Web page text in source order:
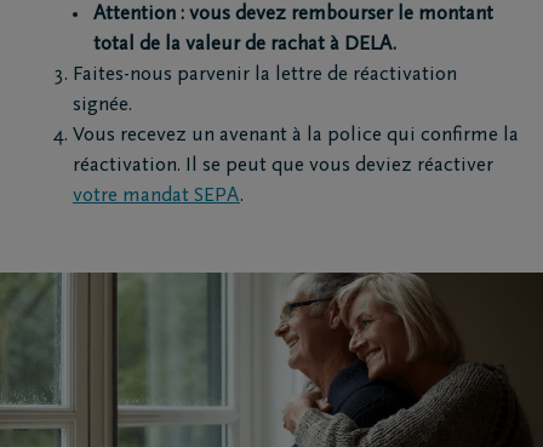
Attention : vous devez rembourser le montant
total de la valeur de rachat à DELA.
Faites-nous parvenir la lettre de réactivation
signée.
Vous recevez un avenant à la police qui confirme la
réactivation. Il se peut que vous deviez réactiver
votre mandat SEPA.